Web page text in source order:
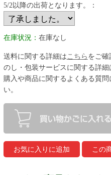
5/2以降の出荷となります。：
在庫状況： 在庫なし
送料に関する詳細は こちら をご確
のし・包装サービスに関する詳細
購入や商品に関するよくある質問
い。